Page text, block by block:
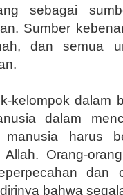
sebagai
Sumber
dan semua
kelompok dalam
dalam
manusia harus
Allah. Orang-
dan
bahwa